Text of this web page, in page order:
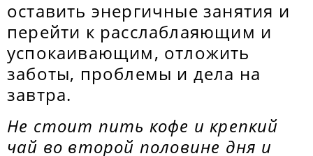
оставить энергичные занятия и
перейти к расслаблаяющим и
успокаивающим, отложить
заботы, проблемы и дела на
завтра.
Не стоит пить кофе и крепкий
чай во второй половине дня и